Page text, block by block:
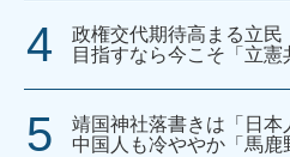
政権交代期待高まる立
目指すなら今こそ「立憲
靖国神社落書きは「日本
中国人も冷ややか「馬鹿